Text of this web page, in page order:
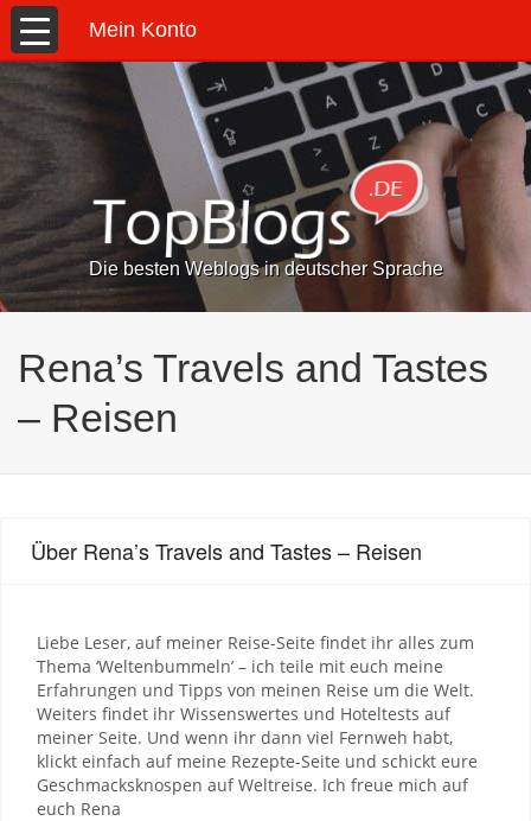
Mein Konto
Die besten Weblogs in deutscher Sprache
Rena’s Travels and Tastes
– Reisen
Über Rena’s Travels and Tastes – Reisen
Liebe Leser, auf meiner Reise-Seite findet ihr alles zum
Thema ‘Weltenbummeln’ – ich teile mit euch meine
Erfahrungen und Tipps von meinen Reise um die Welt.
Weiters findet ihr Wissenswertes und Hoteltests auf
meiner Seite. Und wenn ihr dann viel Fernweh habt,
klickt einfach auf meine Rezepte-Seite und schickt eure
Geschmacksknospen auf Weltreise. Ich freue mich auf
euch Rena